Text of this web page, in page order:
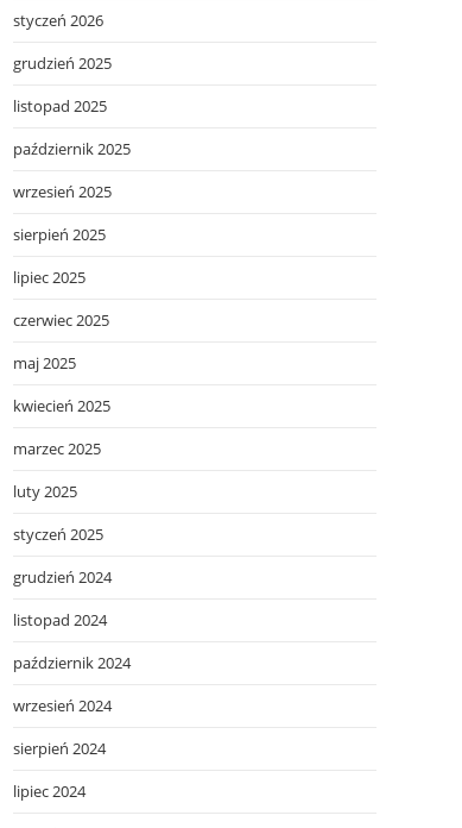
styczeń 2026
grudzień 2025
listopad 2025
październik 2025
wrzesień 2025
sierpień 2025
lipiec 2025
czerwiec 2025
maj 2025
kwiecień 2025
marzec 2025
luty 2025
styczeń 2025
grudzień 2024
listopad 2024
październik 2024
wrzesień 2024
sierpień 2024
lipiec 2024